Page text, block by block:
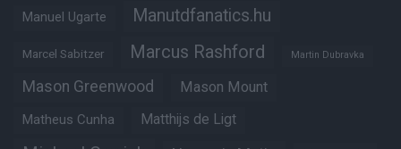
Manuel Ugarte Manutdfanatics.hu
Marcel Sabitzer Marcus Rashford Martin Dubravka
Mason Greenwood Mason Mount
Matheus Cunha Matthijs de Ligt